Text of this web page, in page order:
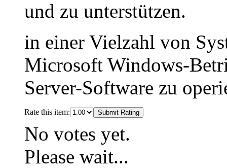
und zu unterstützen.
in einer Vielzahl von
Microsoft Windows-
Server-Software zu
Rate this item: Submit Rating
No votes yet.
Please wait...